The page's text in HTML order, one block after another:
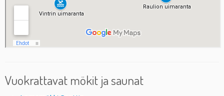
Vuokrattavat mökit ja saunat